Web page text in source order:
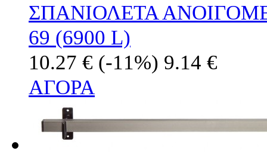
ΣΠΑΝΙΟΛΕΤΑ
69 (6900 L)
10.27 € (-11%) 9.14 €
ΑΓΟΡΑ